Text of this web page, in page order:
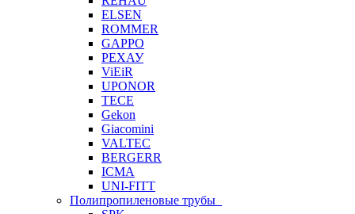
ELSEN
ROMMER
GAPPO
РЕХАУ
ViEiR
UPONOR
TECE
Gekon
Giacomini
VALTEC
BERGERR
ICMA
UNI-FITT
Полипропиленовые трубы